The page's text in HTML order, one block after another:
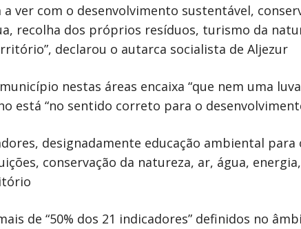
ver com o desenvolvimento sustentável,
recolha dos próprios resíduos, turismo da
declarou o autarca socialista de Aljezur
nestas áreas encaixa “que nem uma
está “no sentido correto para o
designadamente educação ambiental
conservação da natureza, ar, água,
de “50% dos 21 indicadores” definidos no